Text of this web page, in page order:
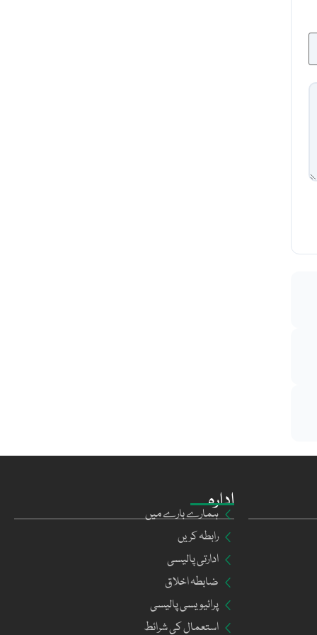
ادارہ
ہمارے بارے میں
رابطہ کریں
ادارتی پالیسی
ضابطہ اخلاق
پرائیویسی پالیسی
استعمال کی شرائط